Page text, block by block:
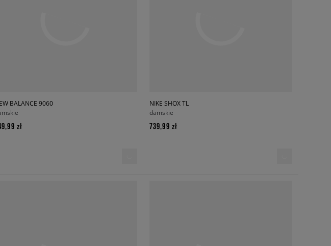
BALANCE 9060
zł
NIKE SHOX TL
damskie
739,99 zł